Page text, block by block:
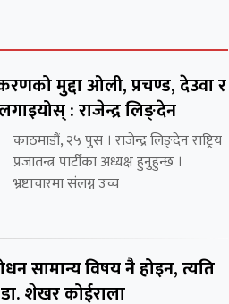
मुद्दा ओली, प्रचण्ड, देउवा र
: राजेन्द्र लिङ्देन
काठमाडौं, २५ पुस । राजेन्द्र लिङ्देन राष्ट्रिय
प्रजातन्त्र पार्टीका अध्यक्ष हुनुहुन्छ ।
भ्रष्टाचारमा संलग्न उच्च
सामान्य विषय नै होइन, त्यति
शेखर कोईराला